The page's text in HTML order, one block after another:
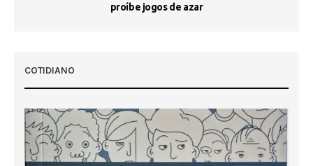
proíbe jogos de azar
COTIDIANO